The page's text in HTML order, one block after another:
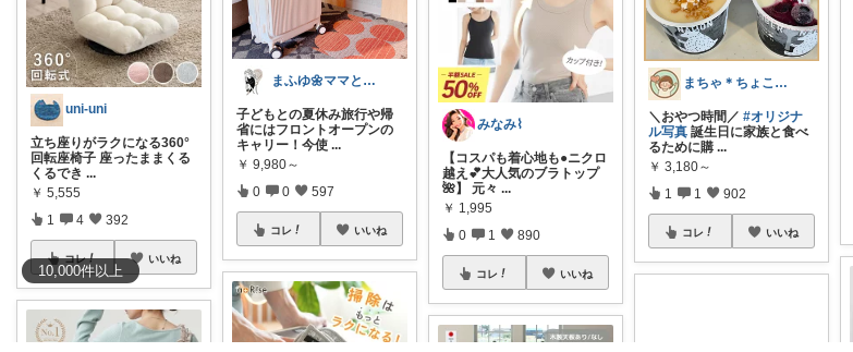
10,000件以上
uni-uni
立ち座りがラクになる360°
回転座椅子 座ったままくる
くるでき ...
￥ 5,555
1 4 392
コレ いいね
まふゆ🌼ママと子ども服
子どもとの夏休み旅行や帰
省にはフロントオープンの
キャリー！今使 ...
￥ 9,980～
0 0 597
コレ いいね
みなみ⌇
【コスパも着心地も●ニクロ
越え💕大人気のブラトップ
🌺】 元々 ...
￥ 1,995
0 1 890
コレ いいね
まちゃ＊ちょこっとご褒美スイーツ×暮らし
＼おやつ時間／#オリジナ
ル写真 誕生日に家族と食べ
るために購 ...
￥ 3,180～
1 1 902
コレ いいね